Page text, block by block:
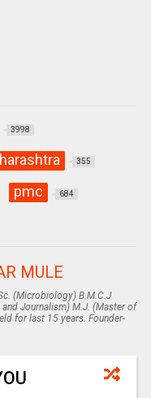
3998
355
pmc 684
MULE
(Microbiology) B.M.C.J
Journalism) M.J. (Master of
for last 15 years. Founder-